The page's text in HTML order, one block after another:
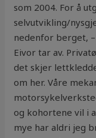
som 2004. For å
selvutvikling/
nedenfor berget,
Eivor tar av.
det skjer
om her. Våre
og kohortene vil i
mye har aldri jeg